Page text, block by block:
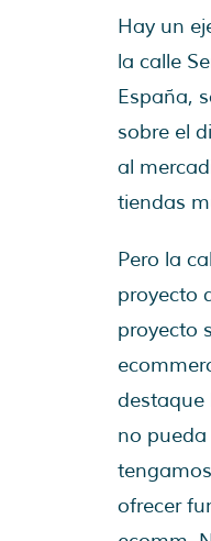
Hay un
la calle
España,
sobre el
al
tiendas
Pero la
proyecto
proyecto
destaque
no
ofrecer